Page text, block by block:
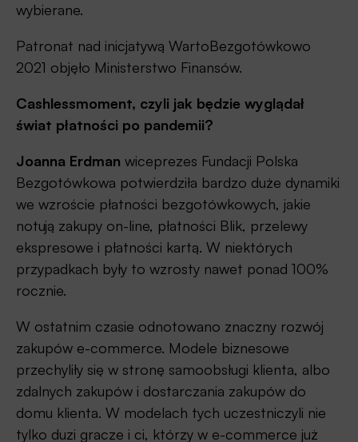
wybierane.
Patronat nad inicjatywą WartoBezgotówkowo
2021 objęło Ministerstwo Finansów.
Cashlessmoment, czyli jak będzie wyglądał
świat płatności po pandemii?
Joanna Erdman wiceprezes Fundacji Polska
Bezgotówkowa potwierdziła bardzo duże dynamiki
we wzroście płatności bezgotówkowych, jakie
notują zakupy on-line, płatności Blik, przelewy
ekspresowe i płatności kartą. W niektórych
przypadkach były to wzrosty nawet ponad 100%
rocznie.
W ostatnim czasie odnotowano znaczny rozwój
zakupów e-commerce. Modele biznesowe
przechyliły się w stronę samoobsługi klienta, albo
zdalnych zakupów i dostarczania zakupów do
domu klienta. W modelach tych uczestniczyli nie
tylko duzi gracze i ci, którzy w e-commerce już